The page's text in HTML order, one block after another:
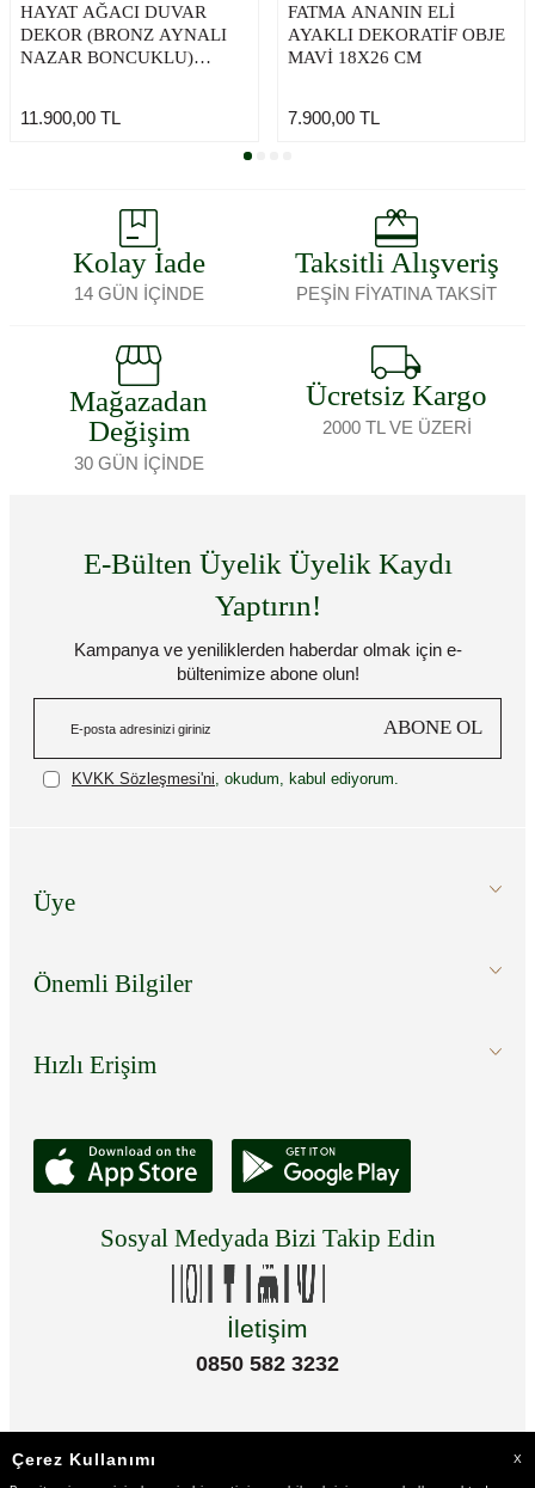
HAYAT AĞACI DUVAR
DEKOR (BRONZ AYNALI
NAZAR BONCUKLU)
11.900,00 TL
FATMA ANANIN ELİ
AYAKLI DEKORATİF OBJE
MAVİ 18X26 CM
7.900,00TL
Kolay İade
14 GÜN İÇİNDE
Taksitli Alışveriş
PEŞİN FİYATINA TAKSİT
Mağazadan
Değişim
30 GÜN İÇİNDE
Ücretsiz Kargo
2000 TL VE ÜZERİ
E-Bülten Üyelik Üyelik Kaydı
Yaptırın!
Kampanya ve yeniliklerden haberdar olmak için e-
bültenimize abone olun!
ABONE OL
KVKK Sözleşmesi'ni , okudum, kabul ediyorum.
Üye
Önemli Bilgiler
Hızlı Erişim
Sosyal Medyada Bizi Takip Edin
İletişim
0850 582 3232
Çerez Kullanımı X